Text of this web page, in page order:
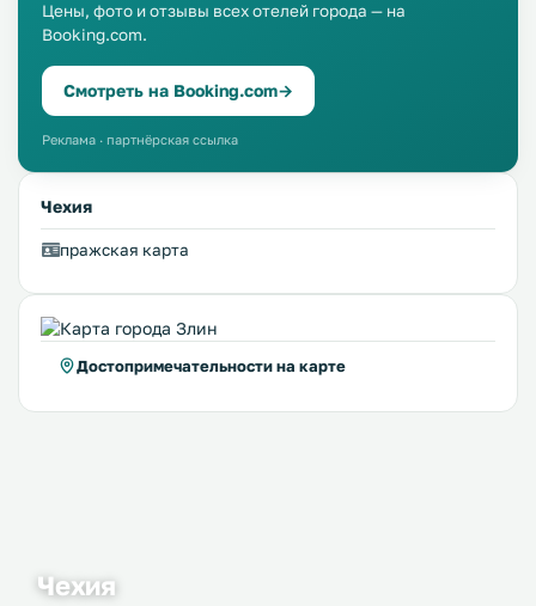
Цены, фото и отзывы всех отелей города — на
Booking.com.
Смотреть на Booking.com→
Реклама · партнёрская ссылка
Чехия
пражская карта
Достопримечательности на карте
Чехия